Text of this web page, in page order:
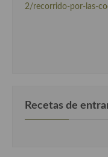
2/recorrido-por-las-
Recetas de